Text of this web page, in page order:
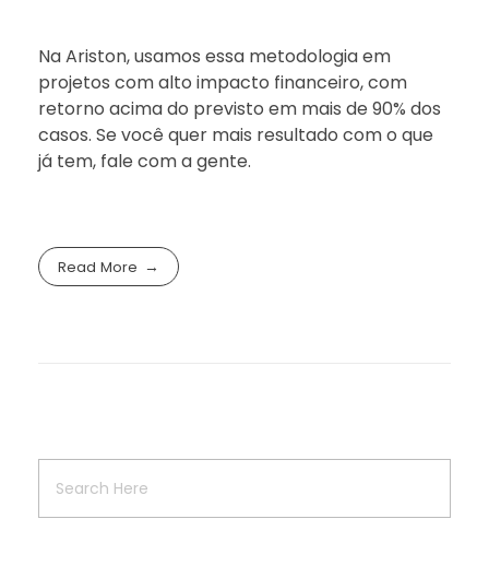
Na Ariston, usamos essa metodologia em
projetos com alto impacto financeiro, com
retorno acima do previsto em mais de 90% dos
casos. Se você quer mais resultado com o que
já tem, fale com a gente.
Read More